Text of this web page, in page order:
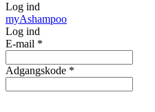
Log ind
myAshampoo
Log ind
E-mail *
Adgangskode *